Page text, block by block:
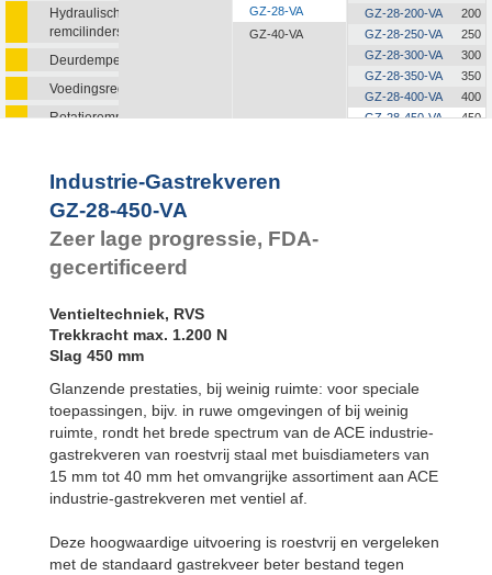
Hydraulische
remcilinders
Deurdempers
Voedingsregelaars
Rotatieremmen
GZ-28-VA
GZ-40-VA
GZ-28-200-VA
200
GZ-28-250-VA
250
GZ-28-300-VA
300
GZ-28-350-VA
350
GZ-28-400-VA
400
GZ-28-450-VA
450
Industrie-Gastrekveren
GZ-28-450-VA
Zeer lage progressie, FDA-
gecertificeerd
Ventieltechniek, RVS
Trekkracht max. 1.200 N
Slag 450 mm
Glanzende prestaties, bij weinig ruimte: voor speciale
toepassingen, bijv. in ruwe omgevingen of bij weinig
ruimte, rondt het brede spectrum van de ACE industrie-
gastrekveren van roestvrij staal met buisdiameters van
15 mm tot 40 mm het omvangrijke assortiment aan ACE
industrie-gastrekveren met ventiel af.
Deze hoogwaardige uitvoering is roestvrij en vergeleken
met de standaard gastrekveer beter bestand tegen